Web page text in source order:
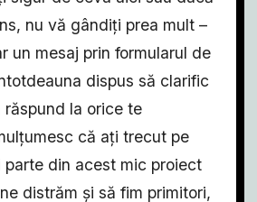
nu vă gândiți prea mult –
un mesaj prin formularul de
dispus să clarific
răspund la orice te
că ați trecut pe
din acest mic proiect
distrăm și să fim primitori,